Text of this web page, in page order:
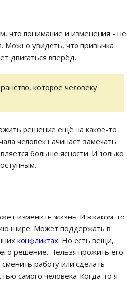
что понимание и изменения - не
Можно увидеть, что привычка
двигаться вперёд.
которое человеку
решение ещё на какое-то
человек начинает замечать
больше ясности. И только
изменить жизнь. И в каком-то
шире. Может поддержать в
конфликтах. Но есть вещи,
решение. Нельзя прожить его
работу или сделать
самого человека. Когда-то я